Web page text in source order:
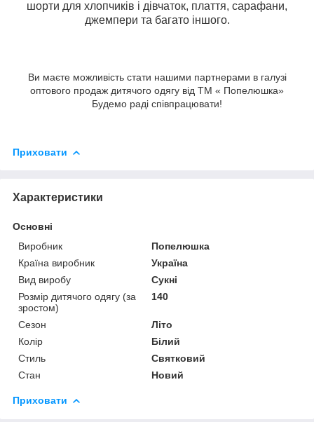
шорти для хлопчиків і дівчаток, плаття, сарафани,
джемпери та багато іншого.
Ви маєте можливість стати нашими партнерами в галузі
оптового продаж дитячого одягу від ТМ « Попелюшка»
Будемо раді співпрацювати!
Приховати
Характеристики
Основні
Виробник
Попелюшка
Країна виробник
Україна
Вид виробу
Сукні
Розмір дитячого одягу (за
зростом)
140
Сезон
Літо
Колір
Білий
Стиль
Святковий
Стан
Новий
Приховати